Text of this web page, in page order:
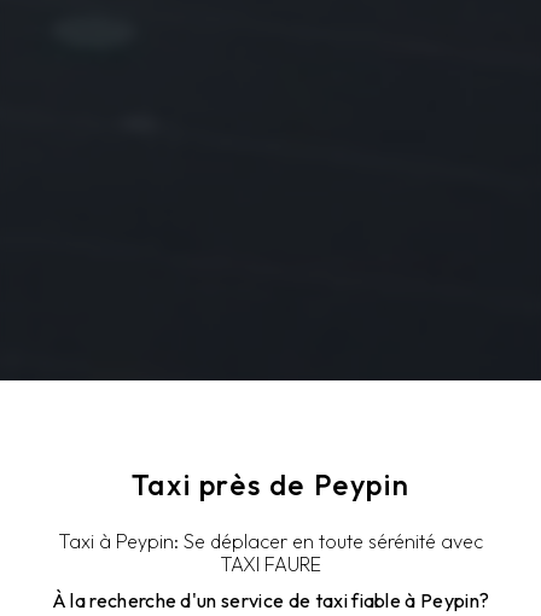
Taxi près de Peypin
Taxi à Peypin: Se déplacer en toute sérénité avec
TAXI FAURE
À la recherche d'un service de taxi fiable à Peypin?